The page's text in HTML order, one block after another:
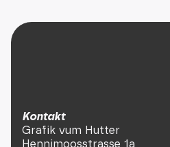
Kontakt
Grafik vum Hutter
Hennimoosstrasse 1a